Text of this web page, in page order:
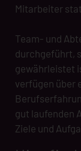
Mitarbeiter
Team- und
durchgeführt,
gewährleistet
verfügen über
gut laufenden
Ziele und